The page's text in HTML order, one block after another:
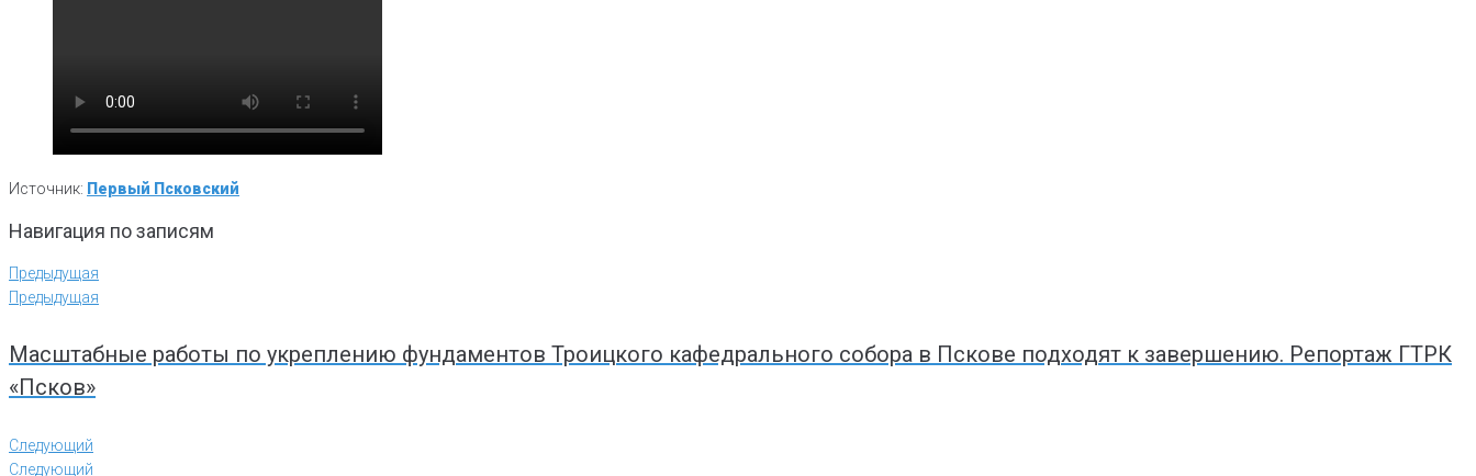
Источник: Первый Псковский
Навигация по записям
Предыдущая
Предыдущая
Масштабные работы по укреплению фундаментов Троицкого кафедрального собора в Пскове подходят к завершению. Репортаж ГТРК
«Псков»
Следующий
Следующий